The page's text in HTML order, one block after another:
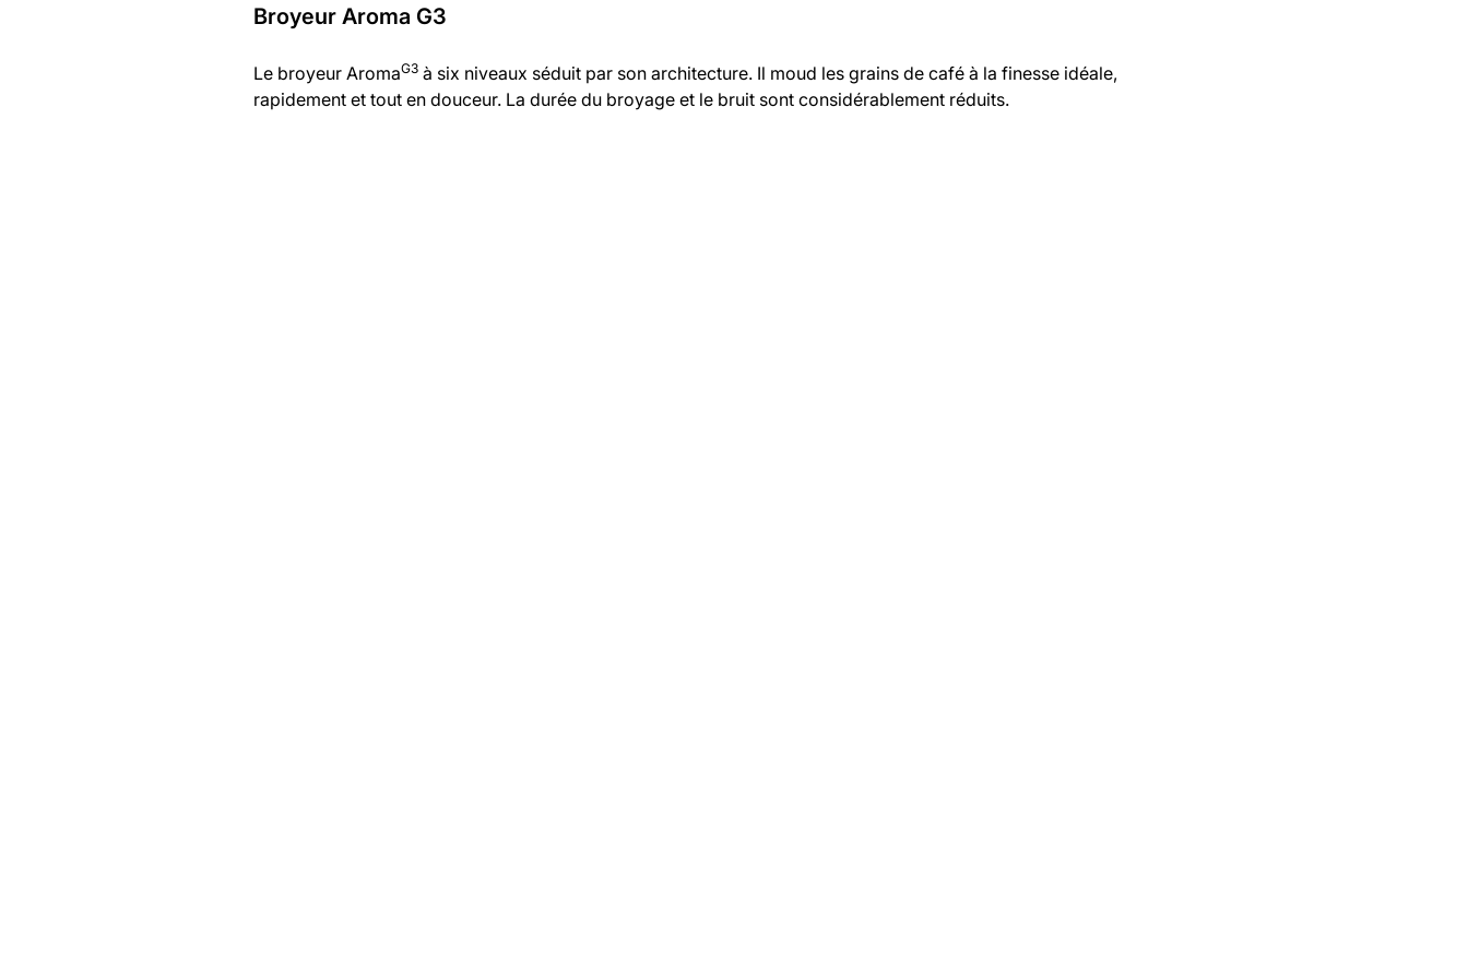
Broyeur Aroma G3
Le broyeur AromaG3 à six niveaux séduit par son architecture. Il moud les grains de café à la finesse idéale,
rapidement et tout en douceur. La durée du broyage et le bruit sont considérablement réduits.